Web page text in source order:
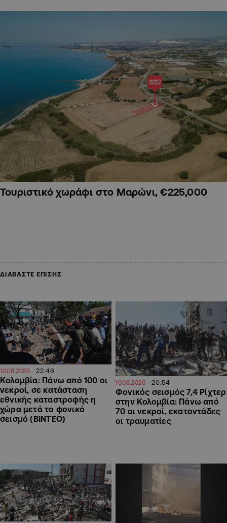
Τουριστικό χωράφι στο Μαρώνι, €225,000
ΔΙΑΒΑΣΤΕ ΕΠΙΣΗΣ
10.08.2026 22:46
Κολομβία: Πάνω από 100 οι
νεκροί, σε κατάσταση
εθνικής καταστροφής η
χώρα μετά το φονικό
σεισμό (ΒΙΝΤΕΟ)
10.08.2026 20:54
Φονικός σεισμός 7,4 Ρίχτερ
στην Κολομβία: Πάνω από
70 οι νεκροί, εκατοντάδες
οι τραυματίες